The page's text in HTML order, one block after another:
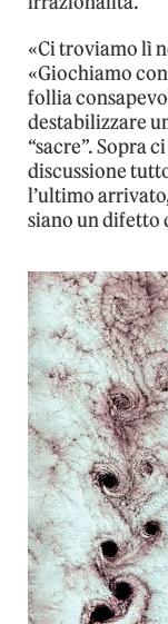
«Ci troviamo lì
«Giochiamo
follia
destabilizzare
“sacre”. Sopra
discussione
l’ultimo
siano un difetto